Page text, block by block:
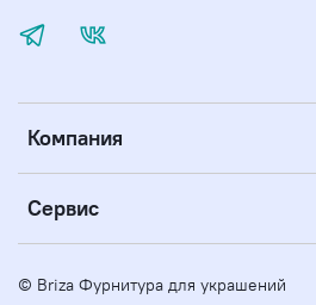
Компания
Сервис
© Briza Фурнитура для украшений